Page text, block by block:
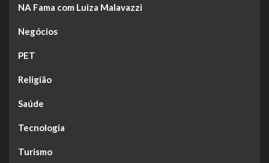
NA Fama com Luiza Malavazzi
Negócios
PET
Religião
Saúde
Tecnologia
Turismo